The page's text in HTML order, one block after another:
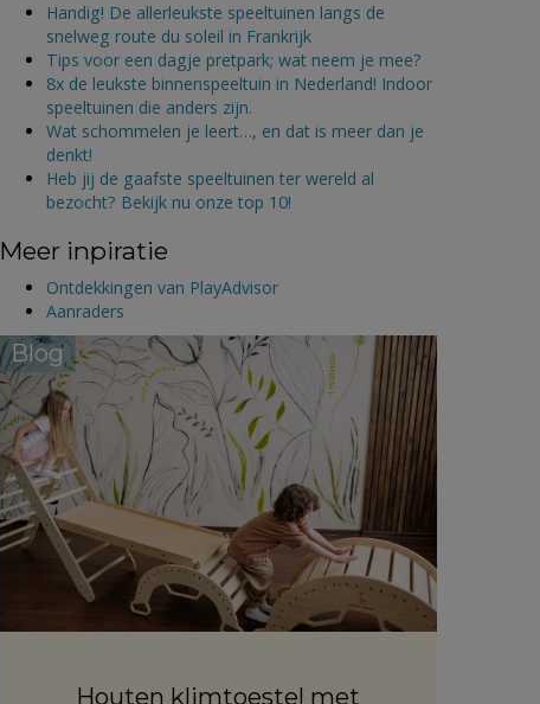
Handig! De allerleukste speeltuinen langs de
snelweg route du soleil in Frankrijk
Tips voor een dagje pretpark; wat neem je mee?
8x de leukste binnenspeeltuin in Nederland! Indoor
speeltuinen die anders zijn.
Wat schommelen je leert…, en dat is meer dan je
denkt!
Heb jij de gaafste speeltuinen ter wereld al
bezocht? Bekijk nu onze top 10!
Meer inpiratie
Ontdekkingen van PlayAdvisor
Aanraders
Blog
Houten klimtoestel met